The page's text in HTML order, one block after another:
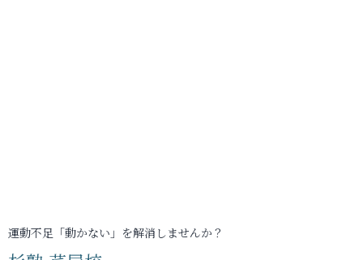
運動不足「動かない」を解消しませんか？